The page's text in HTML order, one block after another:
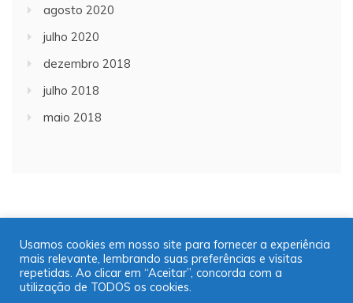
agosto 2020
julho 2020
dezembro 2018
julho 2018
maio 2018
Copyright © 2001/2021 | JT Jornal A Trombeta | 16
99725-9952
Usamos cookies em nosso site para fornecer a experiência
mais relevante, lembrando suas preferências e visitas
repetidas. Ao clicar em “Aceitar”, concorda com a
utilização de TODOS os cookies.